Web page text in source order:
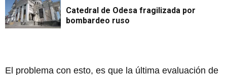
Catedral de Odesa fragilizada por
bombardeo ruso
El problema con esto, es que la última evaluación de